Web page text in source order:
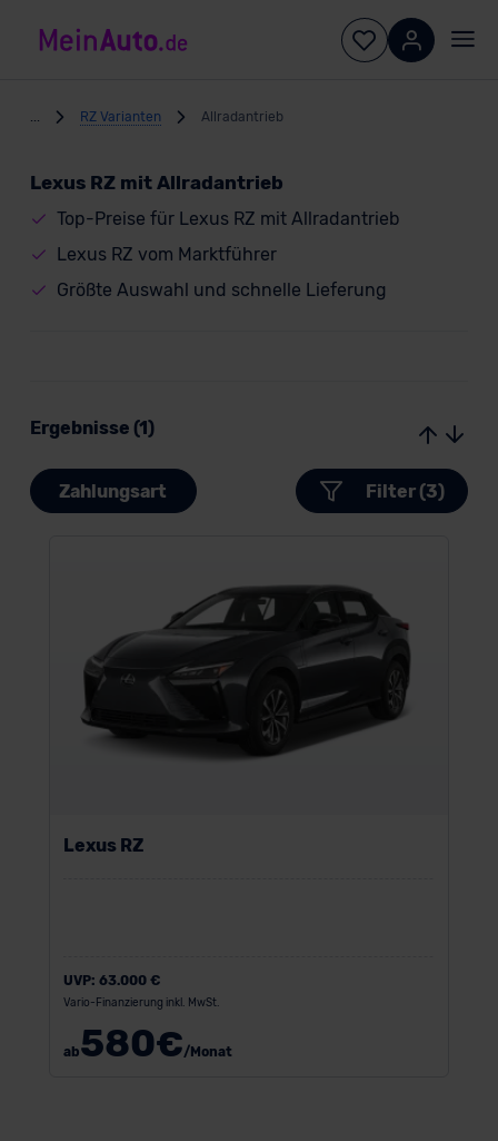
RZ Varianten Allradantrieb
Lexus RZ mit Allradantrieb
Top-Preise für Lexus RZ mit Allradantrieb
Lexus RZ vom Marktführer
Größte Auswahl und schnelle Lieferung
Ergebnisse (1)
Zahlungsart Filter (3)
Lexus RZ
UVP: 63.000 €
Vario-Finanzierung inkl. MwSt.
ab580€/Monat